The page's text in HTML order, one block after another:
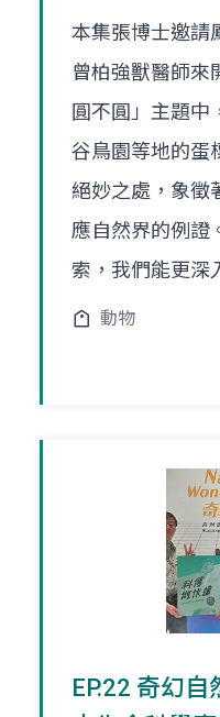
本集張博士邀請
曾柏強獸醫師來
圓不圓」主題中
谷鳥園等地的蛋
絕妙之處，象徵
應自然界的例證
索，我們能更深
動物
EP.22 奇幻